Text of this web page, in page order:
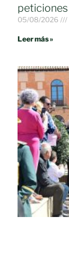
peticiones
05/08/2026
Leer más »